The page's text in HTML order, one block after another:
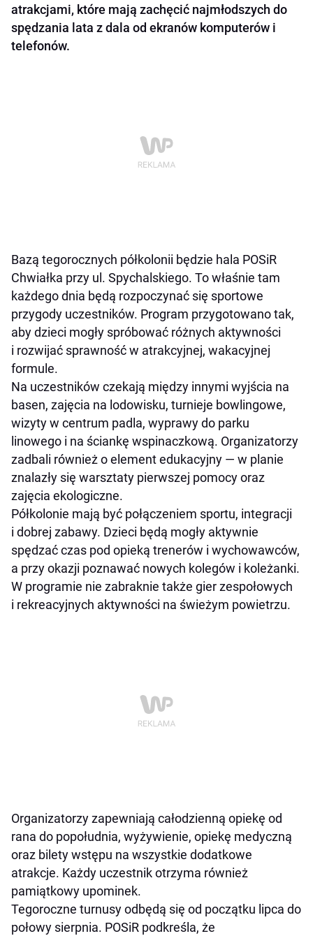
atrakcjami, które mają zachęcić najmłodszych do
spędzania lata z dala od ekranów komputerów i
telefonów.
Bazą tegorocznych półkolonii będzie hala POSiR
Chwiałka przy ul. Spychalskiego. To właśnie tam
każdego dnia będą rozpoczynać się sportowe
przygody uczestników. Program przygotowano tak,
aby dzieci mogły spróbować różnych aktywności
i rozwijać sprawność w atrakcyjnej, wakacyjnej
formule.
Na uczestników czekają między innymi wyjścia na
basen, zajęcia na lodowisku, turnieje bowlingowe,
wizyty w centrum padla, wyprawy do parku
linowego i na ściankę wspinaczkową. Organizatorzy
zadbali również o element edukacyjny — w planie
znalazły się warsztaty pierwszej pomocy oraz
zajęcia ekologiczne.
Półkolonie mają być połączeniem sportu, integracji
i dobrej zabawy. Dzieci będą mogły aktywnie
spędzać czas pod opieką trenerów i wychowawców,
a przy okazji poznawać nowych kolegów i koleżanki.
W programie nie zabraknie także gier zespołowych
i rekreacyjnych aktywności na świeżym powietrzu.
Organizatorzy zapewniają całodzienną opiekę od
rana do popołudnia, wyżywienie, opiekę medyczną
oraz bilety wstępu na wszystkie dodatkowe
atrakcje. Każdy uczestnik otrzyma również
pamiątkowy upominek.
Tegoroczne turnusy odbędą się od początku lipca do
połowy sierpnia. POSiR podkreśla, że